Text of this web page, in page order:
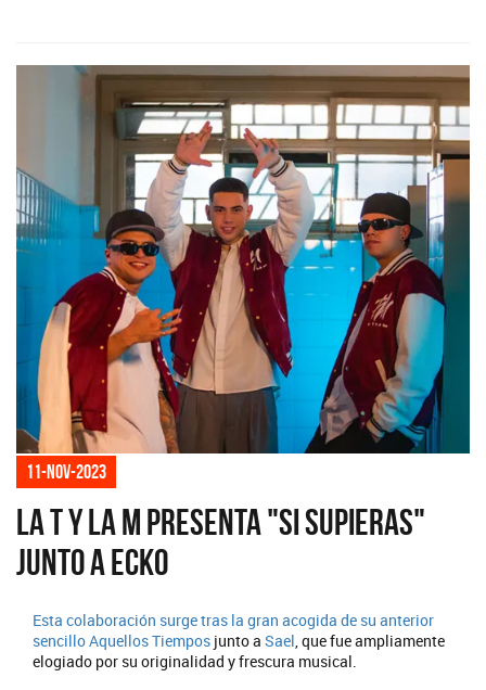
11-nov-2023
La T y La M presenta "Si supieras"
junto a Ecko
Esta colaboración surge tras la gran acogida de su anterior
sencilloAquellos Tiempos junto a Sael , que fue ampliamente
elogiado por su originalidad y frescura musical.